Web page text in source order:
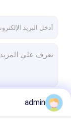
Recarburizer
صهر حراري
admin